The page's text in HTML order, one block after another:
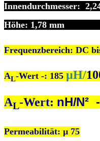
Innendurchmesser:
Höhe: 1,78
Frequenzbereich: DC
AL-Wert -: 185 µH/
AL-Wert: nH/N²
Permeabilität: µ 75